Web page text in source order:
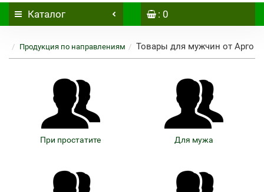
Каталог : 0
Продукция по направлениям Товары для мужчин от Арго
При простатите Для мужа